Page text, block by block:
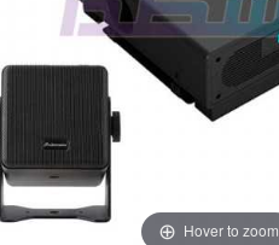
Hover to zoom